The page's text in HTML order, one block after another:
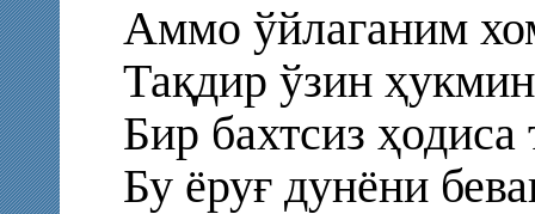
Аммо ўйлаганим
Тақдир ўзин
Бир бахтсиз
Бу ёруғ дунёни